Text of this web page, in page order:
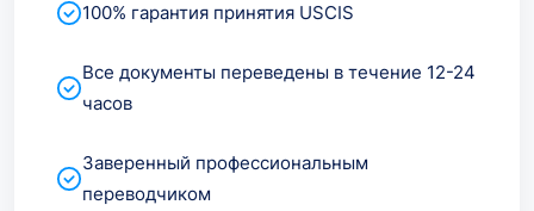
100% гарантия принятия USCIS
Все документы переведены в течение 12-24
часов
Заверенный профессиональным
переводчиком